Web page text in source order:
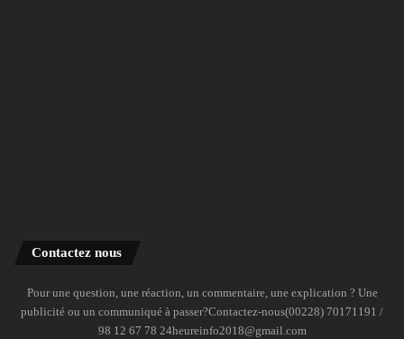
Contactez nous
Pour une question, une réaction, un commentaire, une explication ? Une
publicité ou un communiqué à passer?Contactez-nous(00228) 70171191 /
98 12 67 78 24heureinfo2018@gmail.com